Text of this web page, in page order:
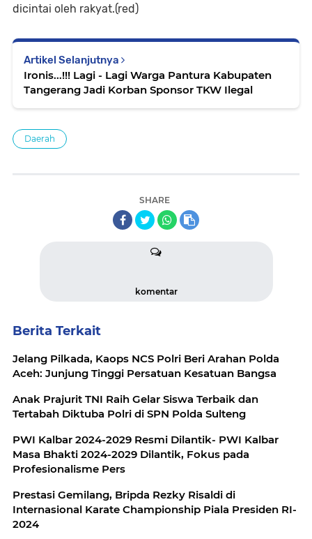
dicintai oleh rakyat.(red)
Artikel Selanjutnya
Ironis...!!! Lagi - Lagi Warga Pantura Kabupaten
Tangerang Jadi Korban Sponsor TKW Ilegal
Daerah
SHARE
komentar
Berita Terkait
Jelang Pilkada, Kaops NCS Polri Beri Arahan Polda
Aceh: Junjung Tinggi Persatuan Kesatuan Bangsa
Anak Prajurit TNI Raih Gelar Siswa Terbaik dan
Tertabah Diktuba Polri di SPN Polda Sulteng
PWI Kalbar 2024-2029 Resmi Dilantik- PWI Kalbar
Masa Bhakti 2024-2029 Dilantik, Fokus pada
Profesionalisme Pers
Prestasi Gemilang, Bripda Rezky Risaldi di
Internasional Karate Championship Piala Presiden RI-
2024